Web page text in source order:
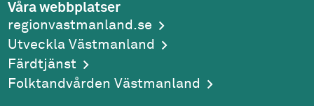
Våra webbplatser
regionvastmanland.se
Utveckla Västmanland
Färdtjänst
Folktandvården Västmanland